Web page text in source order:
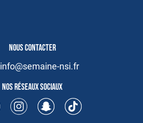
NOUS CONTACTER
info@semaine-nsi.fr
Nos réseaux sociaux